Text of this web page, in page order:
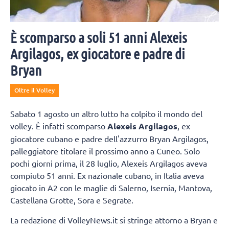
È scomparso a soli 51 anni Alexeis
Argilagos, ex giocatore e padre di
Bryan
Oltre il Volley
Sabato 1 agosto un altro lutto ha colpito il mondo del
volley. È infatti scomparso Alexeis Argilagos, ex
giocatore cubano e padre dell'azzurro Bryan Argilagos,
palleggiatore titolare il prossimo anno a Cuneo. Solo
pochi giorni prima, il 28 luglio, Alexeis Argilagos aveva
compiuto 51 anni. Ex nazionale cubano, in Italia aveva
giocato in A2 con le maglie di Salerno, Isernia, Mantova,
Castellana Grotte, Sora e Segrate.
La redazione di VolleyNews.it si stringe attorno a Bryan e